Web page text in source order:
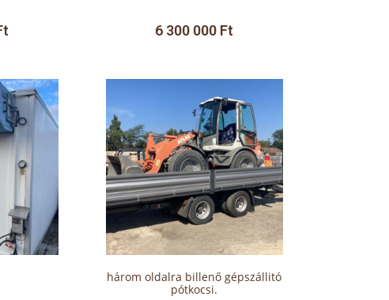
6 300 000 Ft
három oldalra billenő gépszállitó
pótkocsi.